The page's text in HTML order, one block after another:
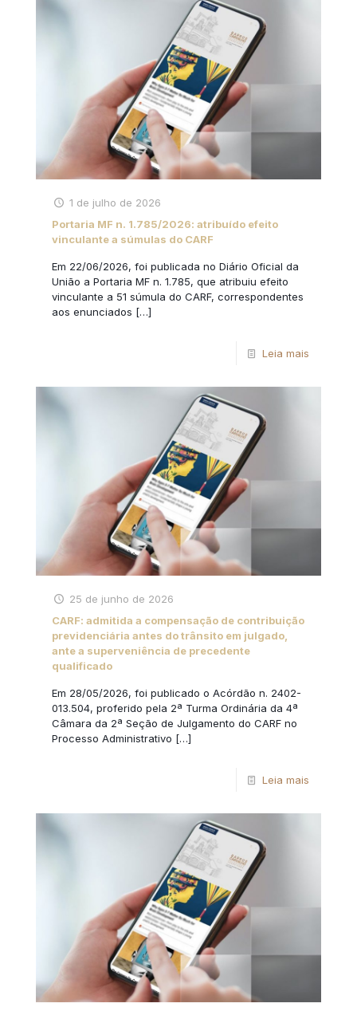
1 de julho de 2026
Portaria MF n. 1.785/2026: atribuído efeito
vinculante a súmulas do CARF
Em 22/06/2026, foi publicada no Diário Oficial da
União a Portaria MF n. 1.785, que atribuiu efeito
vinculante a 51 súmula do CARF, correspondentes
aos enunciados […]
Leia mais
25 de junho de 2026
CARF: admitida a compensação de contribuição
previdenciária antes do trânsito em julgado,
ante a superveniência de precedente
qualificado
Em 28/05/2026, foi publicado o Acórdão n. 2402-
013.504, proferido pela 2ª Turma Ordinária da 4ª
Câmara da 2ª Seção de Julgamento do CARF no
Processo Administrativo […]
Leia mais